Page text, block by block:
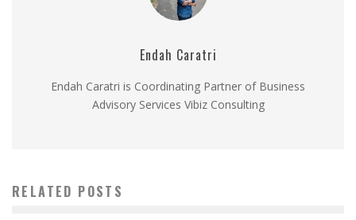
Endah Caratri
Endah Caratri is Coordinating Partner of Business
Advisory Services Vibiz Consulting
RELATED POSTS